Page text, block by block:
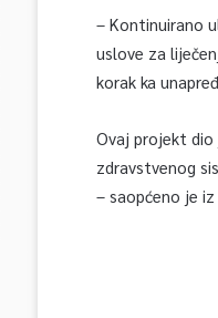
– Kontinuirano
uslove za
korak ka
Ovaj projekt dio
zdravstvenog
– saopćeno je